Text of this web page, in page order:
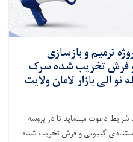
ترمیم و بازسازی
و فرش تخریب شده سرک
الی بازار لامان ولایت
شرایط دعوت مینماید تا در پروسه
گبیونی و فرش تخریب شده